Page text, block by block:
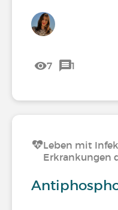
7 1
Leben mit
Erkrankungen